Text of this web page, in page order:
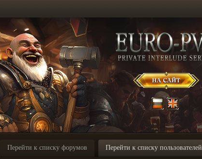
Перейти к списку форумов Перейти к списку пользователей